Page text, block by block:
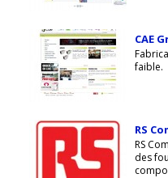
CAE
faible.
RS
RS
des